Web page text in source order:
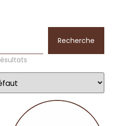
Recherche